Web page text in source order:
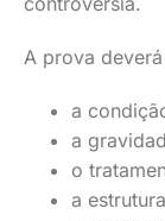
A prova
a
a
o
a